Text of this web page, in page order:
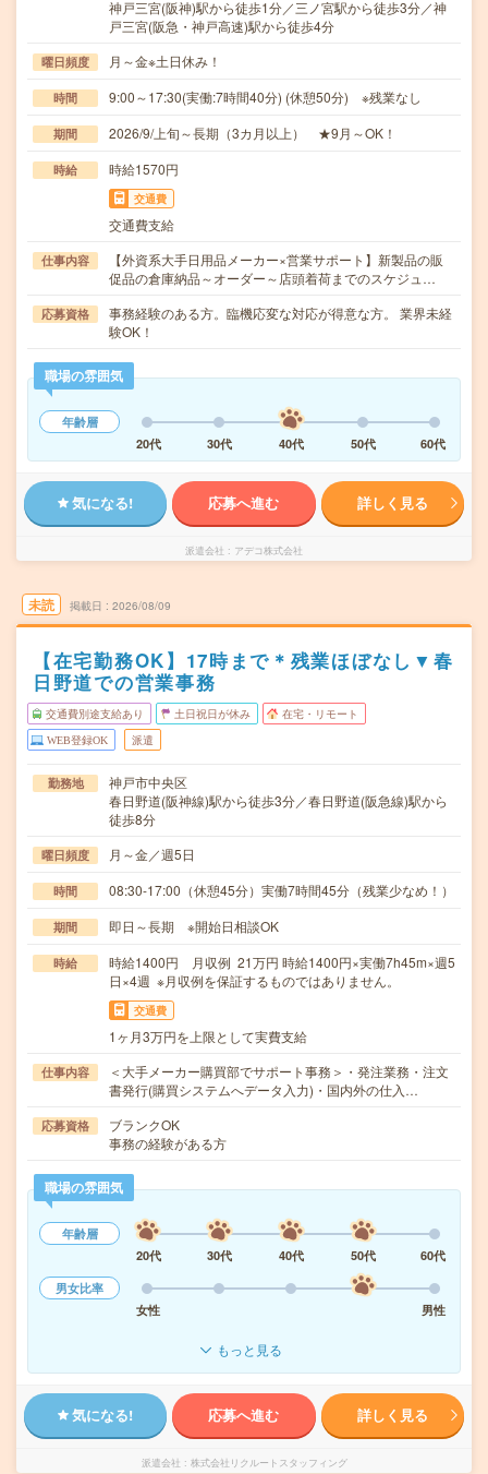
神戸三宮(阪神)駅から徒歩1分／三ノ宮駅から徒歩3分／神
戸三宮(阪急・神戸高速)駅から徒歩4分
曜日頻度 月～金※土日休み！
時間 9:00～17:30(実働:7時間40分) (休憩50分) ※残業なし
期間 2026/9/上旬～長期（3カ月以上） ★9月～OK！
時給 時給1570円
交通費
交通費支給
仕事内容
【外資系大手日用品メーカー×営業サポート】新製品の販
促品の倉庫納品～オーダー～店頭着荷までのスケジュ…
応募資格
事務経験のある方。臨機応変な対応が得意な方。 業界未経
験OK！
職場の雰囲気
年齢層
20代
30代 40代 50代 60代
気になる! 応募へ進む 詳しく見る
派遣会社 アデコ株式会社
未読 掲載日 2026/08/09
【在宅勤務OK】17時まで＊残業ほぼなし▼春
日野道での営業事務
交通費別途支給あり 土日祝日が休み 在宅・リモート
WEB登録OK 派遣
勤務地
神戸市中央区
春日野道(阪神線)駅から徒歩3分／春日野道(阪急線)駅から
徒歩8分
曜日頻度 月～金／週5日
時間 08:30-17:00（休憩45分）実働7時間45分（残業少なめ！）
期間 即日～長期 ※開始日相談OK
時給
時給1400円 月収例 21万円 時給1400円×実働7h45m×週5
日×4週 ※月収例を保証するものではありません。
交通費
1ヶ月3万円を上限として実費支給
仕事内容
＜大手メーカー購買部でサポート事務＞・発注業務・注文
書発行(購買システムへデータ入力)・国内外の仕入…
応募資格
ブランクOK
事務の経験がある方
職場の雰囲気
年齢層
20代
30代 40代 50代
60代
男女比率
女性
男性
もっと見る
気になる! 応募へ進む 詳しく見る
派遣会社 株式会社リクルートスタッフィング